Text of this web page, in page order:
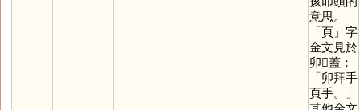
意思。
「頁」字
金文見於
卯𣪕蓋：
「卯拜手
頁手。」